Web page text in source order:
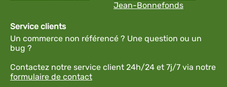
Jean-Bonnefonds
Service clients
Un commerce non référencé ? Une question ou un
bug ?
Contactez notre service client 24h/24 et 7j/7 via notre
formulaire de contact